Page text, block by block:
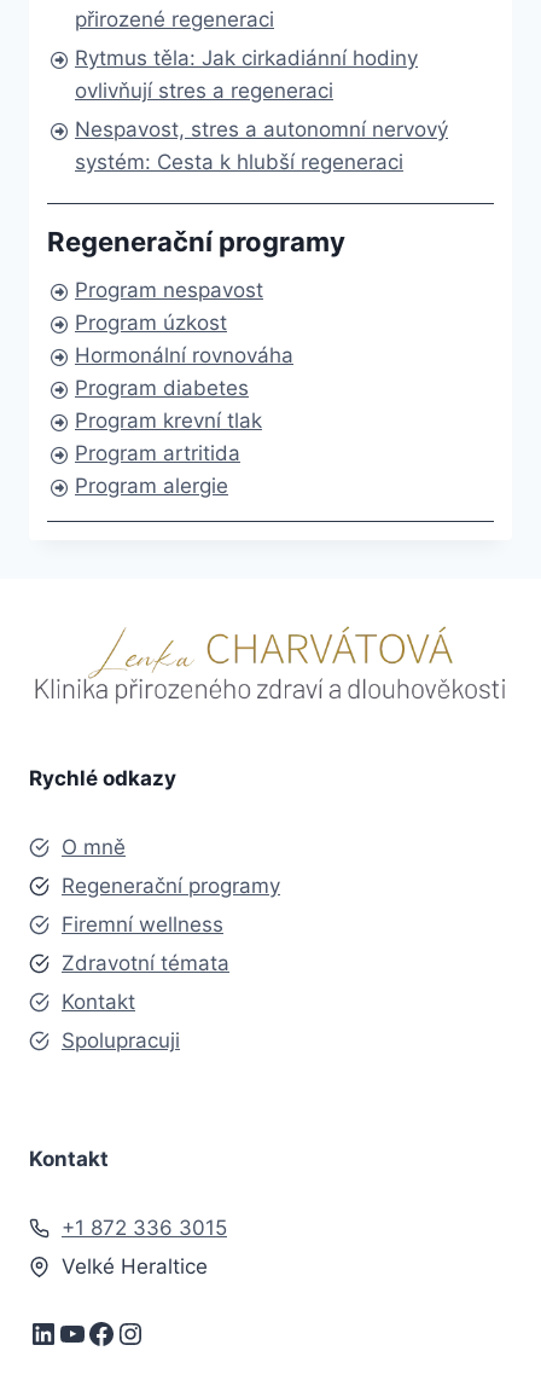
přirozené regeneraci
Rytmus těla: Jak cirkadiánní hodiny
ovlivňují stres a regeneraci
Nespavost, stres a autonomní nervový
systém: Cesta k hlubší regeneraci
Regenerační programy
Program nespavost
Program úzkost
Hormonální rovnováha
Program diabetes
Program krevní tlak
Program artritida
Program alergie
Rychlé odkazy
O mně
Regenerační programy
Firemní wellness
Zdravotní témata
Kontakt
Spolupracuji
Kontakt
+1 872 336 3015
Velké Heraltice
LinkedIn
YouTube
Facebook
Instagram